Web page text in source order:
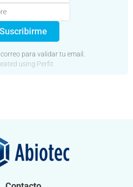
Suscribirme
para validar tu email.
using Perfit